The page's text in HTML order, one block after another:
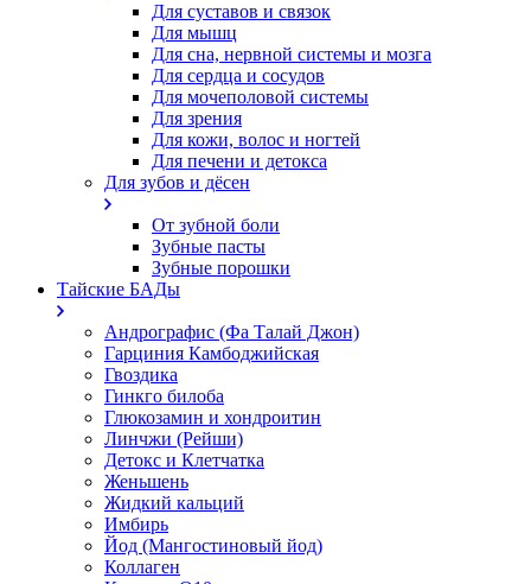
Для суставов и связок
Для мышц
Для сна, нервной системы и мозга
Для сердца и сосудов
Для мочеполовой системы
Для зрения
Для кожи, волос и ногтей
Для печени и детокса
Для зубов и дёсен
От зубной боли
Зубные пасты
Зубные порошки
Тайские БАДы
Андрографис (Фа Талай Джон)
Гарциния Камбоджийская
Гвоздика
Гинкго билоба
Глюкозамин и хондроитин
Линчжи (Рейши)
Детокс и Клетчатка
Женьшень
Жидкий кальций
Имбирь
Йод (Мангостиновый йод)
Коллаген